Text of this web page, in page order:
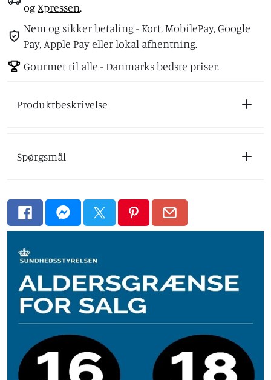
ogXpressen.
Nem og sikker betaling - Kort, MobilePay, Google
Pay, Apple Pay eller lokal afhentning.
Gourmet til alle - Danmarks bedste priser.
Produktbeskrivelse
Spørgsmål